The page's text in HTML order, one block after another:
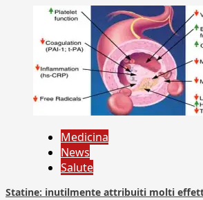
Medicina
News
Salute
Statine: inutilmente attribuiti molti